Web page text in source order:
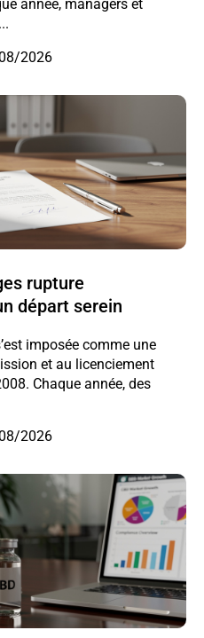
année, managers et
2026
rupture
départ serein
imposée comme une
et au licenciement
Chaque année, des
2026